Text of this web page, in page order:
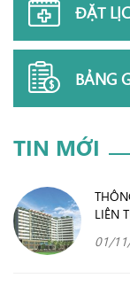
ĐẶT
BẢNG
TIN MỚI
LIÊN
01/